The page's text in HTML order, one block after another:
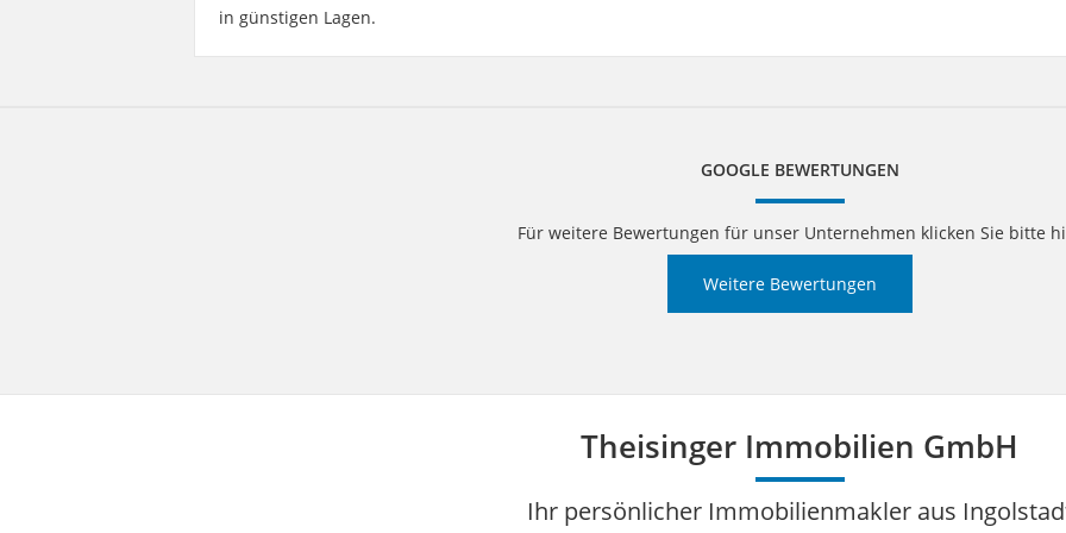
in günstigen Lagen.
GOOGLE BEWERTUNGEN
Für weitere Bewertungen für unser Unternehmen klicken Sie bitte
Weitere Bewertungen
Theisinger Immobilien GmbH
Ihr persönlicher Immobilienmakler aus